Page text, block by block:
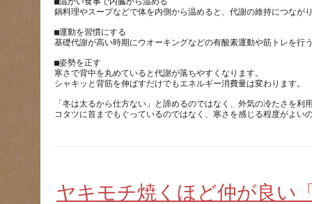
鍋料理やスープなどで体を内側から温めると、代謝の維持につな
■運動を習慣にする
基礎代謝が高い時期にウオーキングなどの有酸素運動や筋トレを
■姿勢を正す
寒さで背中を丸めていると代謝が落ちやすくなります。
シャキッと背筋を伸ばすだけでもエネルギー消費量は変わります
「冬は太るから仕方ない」と諦めるのではなく、外気の冷たさを
コタツに首までもぐっているのではなく、寒さを感じる程度がよい
ヤキモチ焼くほど仲が良い